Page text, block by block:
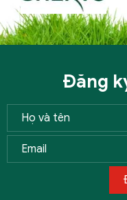
Đăng